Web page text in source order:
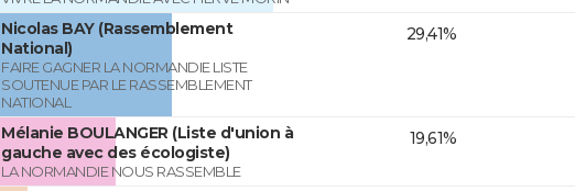
Nicolas BAY (Rassemblement
National)
FAIRE GAGNER LA NORMANDIE LISTE
SOUTENUE PAR LE RASSEMBLEMENT
NATIONAL
29,41%
Mélanie BOULANGER (Liste d'union à
gauche avec des écologiste)
LA NORMANDIE NOUS RASSEMBLE
19,61%